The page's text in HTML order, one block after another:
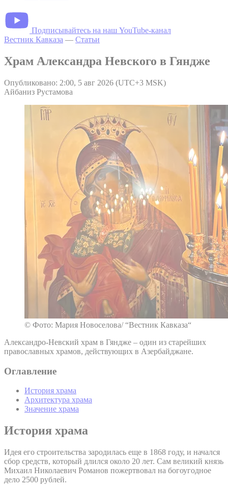
Подписывайтесь на наш YouTube-канал
Вестник Кавказа — Статьи
Храм Александра Невского в Гяндже
Опубликовано: 2:00, 5 авг 2026 (UTC+3 MSK)
Айбаниз Рустамова
© Фото: Мария Новоселова/ “Вестник Кавказа“
Александро-Невский храм в Гяндже – один из старейших
православных храмов, действующих в Азербайджане.
Оглавление
История храма
Архитектура храма
Значение храма
История храма
Идея его строительства зародилась еще в 1868 году, и начался
сбор средств, который длился около 20 лет. Сам великий князь
Михаил Николаевич Романов пожертвовал на богоугодное
дело 2500 рублей.